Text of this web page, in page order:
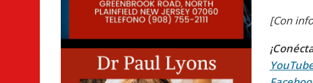
[Con